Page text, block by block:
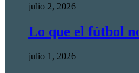
julio 2, 2026
Lo que el fútbol
julio 1, 2026